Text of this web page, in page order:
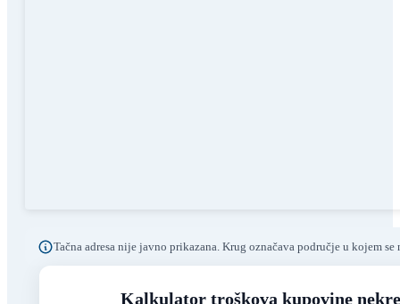
Tačna adresa nije javno prikazana. Krug označava područje u kojem
Kalkulator troškova kupovine